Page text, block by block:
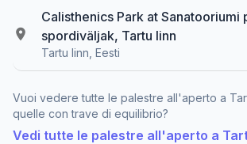
Calisthenics Park at Sanatooriumi
spordiväljak, Tartu linn
Tartu linn, Eesti
Vuoi vedere tutte le palestre all'aperto a
quelle con trave di equilibrio?
Vedi tutte le palestre all'aperto a